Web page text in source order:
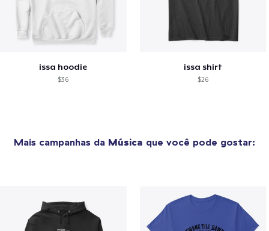
issa hoodie
$36
issa shirt
$26
Mais campanhas da Música que você pode gostar: